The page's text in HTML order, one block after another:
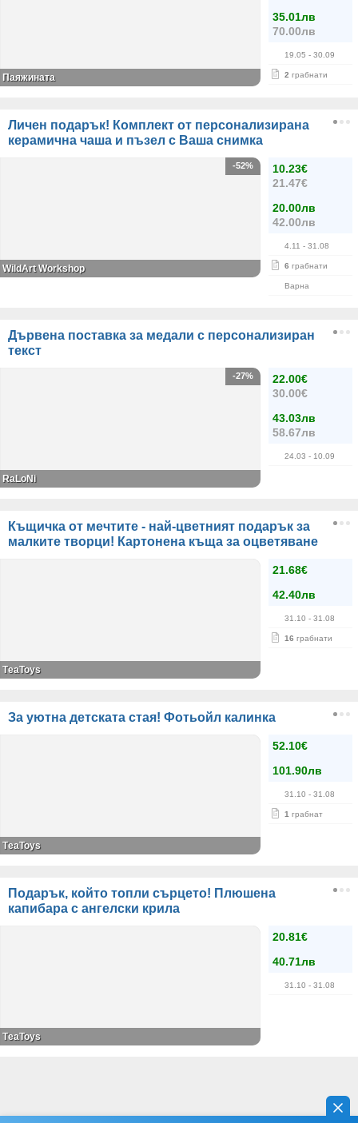
35.01лв
70.00лв
19.05 - 30.09
2 грабнати
Паяжината
Личен подарък! Комплект от персонализирана
керамична чаша и пъзел с Ваша снимка
10.23€
21.47€
20.00лв
42.00лв
4.11 - 31.08
6 грабнати
Варна
-52%
WildArt Workshop
Дървена поставка за медали с персонализиран
текст
22.00€
30.00€
43.03лв
58.67лв
24.03 - 10.09
-27%
RaLoNi
Къщичка от мечтите - най-цветният подарък за
малките творци! Картонена къща за оцветяване
21.68€
42.40лв
31.10 - 31.08
16 грабнати
ТeaToys
За уютна детската стая! Фотьойл калинка
52.10€
101.90лв
31.10 - 31.08
1 грабнат
ТeaToys
Подарък, който топли сърцето! Плюшена
капибара с ангелски крила
20.81€
40.71лв
31.10 - 31.08
ТeaToys